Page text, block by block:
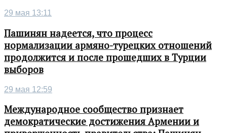
29 мая 13:11
Пашинян надеется, что процесс
нормализации армяно-турецких отношений
продолжится и после прошедших в Турции
выборов
29 мая 12:59
Международное сообщество признает
демократические достижения Армении и